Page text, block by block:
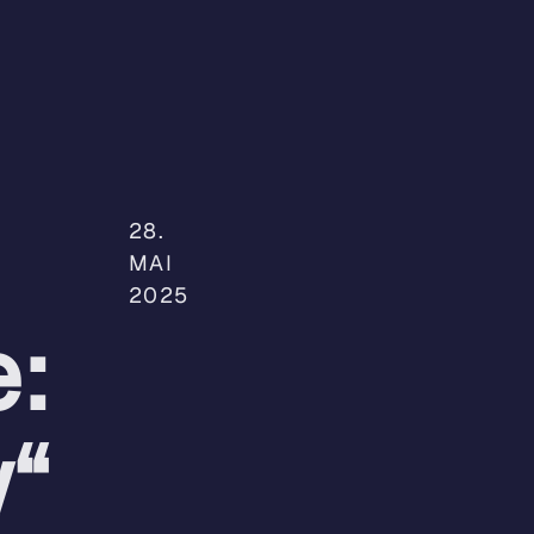
28.
MAI
2025